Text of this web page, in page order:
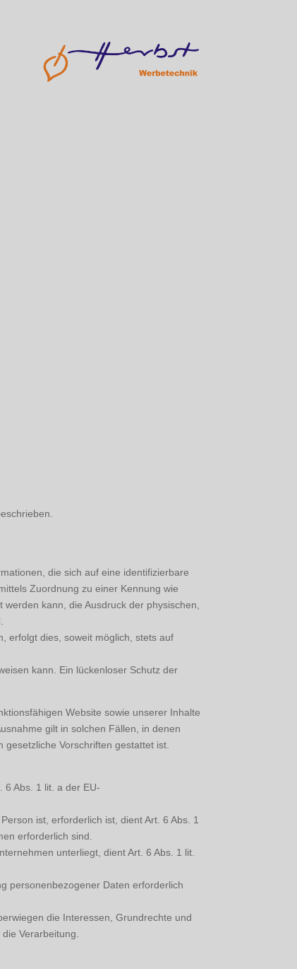
die sich auf eine identifizierbare
Zuordnung zu einer Kennung wie
kann, die Ausdruck der physischen,
erfolgt dies, soweit möglich, stets auf
kann. Ein lückenloser Schutz der
Website sowie unserer Inhalte
gilt in solchen Fällen, in denen
Vorschriften gestattet ist.
6 Abs. 1 lit. a der EU-
ist, erforderlich ist, dient Art. 6 Abs. 1
erforderlich sind.
unterliegt, dient Art. 6 Abs. 1 lit.
personenbezogener Daten erforderlich
die Interessen, Grundrechte und
Verarbeitung.